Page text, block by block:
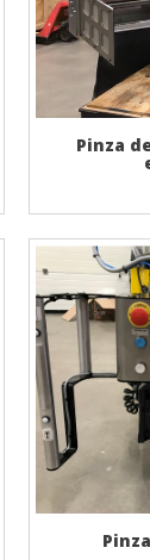
Pinza